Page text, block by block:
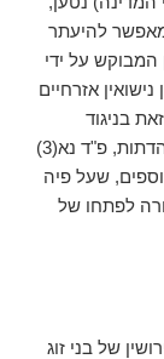
מאפשר להיעתר
על ידי
אזרחיים
בניגוד
לפסיקת בית משפט זה בבג"ץ בן מנשה נ' שר הדתות, פ"ד נא(3)
נוספים, שעל פיה
לפתחו של
של בני זוג